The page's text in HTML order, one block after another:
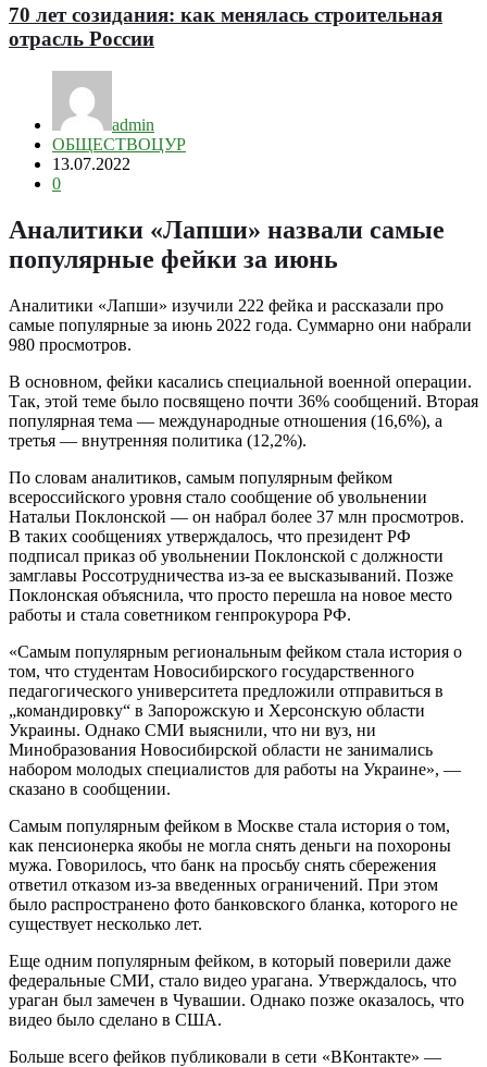
70 лет созидания: как менялась строительная
отрасль России
admin
ОБЩЕСТВОЦУР
13.07.2022
0
Аналитики «Лапши» назвали самые
популярные фейки за июнь
Аналитики «Лапши» изучили 222 фейка и рассказали про
самые популярные за июнь 2022 года. Суммарно они набрали
980 просмотров.
В основном, фейки касались специальной военной операции.
Так, этой теме было посвящено почти 36% сообщений. Вторая
популярная тема — международные отношения (16,6%), а
третья — внутренняя политика (12,2%).
По словам аналитиков, самым популярным фейком
всероссийского уровня стало сообщение об увольнении
Натальи Поклонской — он набрал более 37 млн просмотров.
В таких сообщениях утверждалось, что президент РФ
подписал приказ об увольнении Поклонской с должности
замглавы Россотрудничества из-за ее высказываний. Позже
Поклонская объяснила, что просто перешла на новое место
работы и стала советником генпрокурора РФ.
«Самым популярным региональным фейком стала история о
том, что студентам Новосибирского государственного
педагогического университета предложили отправиться в
„командировку“ в Запорожскую и Херсонскую области
Украины. Однако СМИ выяснили, что ни вуз, ни
Минобразования Новосибирской области не занимались
набором молодых специалистов для работы на Украине», —
сказано в сообщении.
Самым популярным фейком в Москве стала история о том,
как пенсионерка якобы не могла снять деньги на похороны
мужа. Говорилось, что банк на просьбу снять сбережения
ответил отказом из-за введенных ограничений. При этом
было распространено фото банковского бланка, которого не
существует несколько лет.
Еще одним популярным фейком, в который поверили даже
федеральные СМИ, стало видео урагана. Утверждалось, что
ураган был замечен в Чувашии. Однако позже оказалось, что
видео было сделано в США.
Больше всего фейков публиковали в сети «ВКонтакте» —